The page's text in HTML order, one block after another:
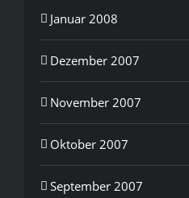
Januar 2008
Dezember 2007
November 2007
Oktober 2007
September 2007